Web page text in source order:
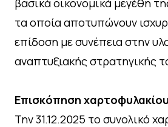
βασικά οικονομικά μεγέθη
τα οποία αποτυπώνουν
επίδοση με συνέπεια στην
αναπτυξιακής στρατηγικής
Επισκόπηση
Την 31.12.2025 το συνολικό